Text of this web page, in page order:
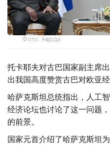
Фото: Ақорда
托卡耶夫对古巴国家副主席
出我国高度赞赏古巴对欧亚
哈萨克斯坦总统指出，人工
经济论坛也讨论了这一问题
的前景。
国家元首介绍了哈萨克斯坦